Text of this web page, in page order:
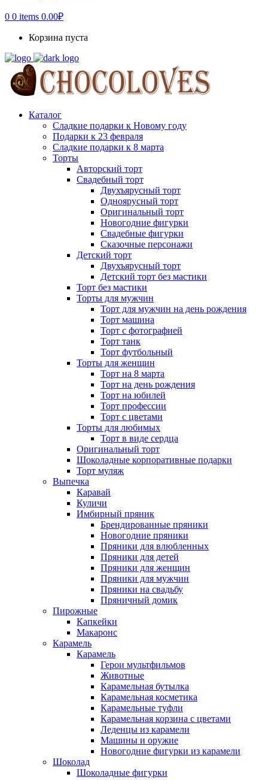
0 0 items 0.00₽
Корзина пуста
Каталог
Сладкие подарки к Новому году
Подарки к 23 февраля
Сладкие подарки к 8 марта
Торты
Авторский торт
Свадебный торт
Двухъярусный торт
Одноярусный торт
Оригинальный торт
Новогодние фигурки
Свадебные фигурки
Сказочные персонажи
Детский торт
Двухъярусный торт
Детский торт без мастики
Торт без мастики
Торты для мужчин
Торт для мужчин на день рождения
Торт машина
Торт с фотографией
Торт танк
Торт футбольный
Торты для женщин
Торт на 8 марта
Торт на день рождения
Торт на юбилей
Торт профессии
Торт с цветами
Торты для любимых
Торт в виде сердца
Оригинальный торт
Шоколадные корпоративные подарки
Торт муляж
Выпечка
Каравай
Куличи
Имбирный пряник
Брендированные пряники
Новогодние пряники
Пряники для влюбленных
Пряники для детей
Пряники для женщин
Пряники для мужчин
Пряники на свадьбу
Пряничный домик
Пирожные
Капкейки
Макаронс
Карамель
Карамель
Герои мультфильмов
Животные
Карамельная бутылка
Карамельная косметика
Карамельные туфли
Карамельная корзина с цветами
Леденцы из карамели
Машины и оружие
Новогодние фигурки из карамели
Шоколад
Шоколадные фигурки